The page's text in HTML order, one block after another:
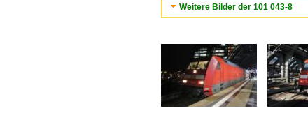
Weitere Bilder der 101 043-8